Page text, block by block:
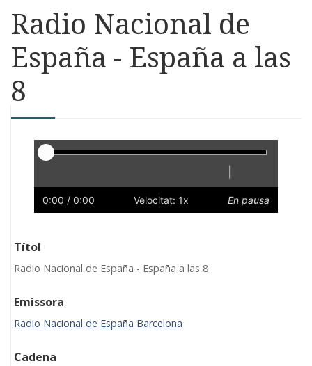
Radio Nacional de
España - España a las
8
Reproductor
Lent
0:00 / 0:00 Velocitat: 1x En pausa
Títol
Radio Nacional de España - España a las 8
Emissora
Radio Nacional de España Barcelona
Cadena